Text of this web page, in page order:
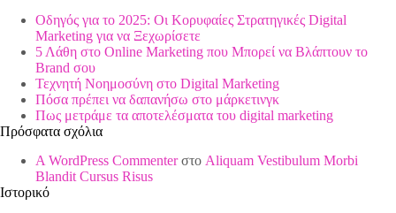
Οδηγός για το 2025: Οι Κορυφαίες Στρατηγικές Digital
Marketing για να Ξεχωρίσετε
5 Λάθη στο Online Marketing που Μπορεί να Βλάπτουν το
Brand σου
Τεχνητή Νοημοσύνη στο Digital Marketing
Πόσα πρέπει να δαπανήσω στο μάρκετινγκ
Πως μετράμε τα αποτελέσματα του digital marketing
Πρόσφατα σχόλια
A WordPress Commenterστο Aliquam Vestibulum Morbi
Blandit Cursus Risus
Ιστορικό